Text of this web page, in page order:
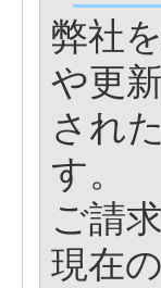
弊社
や更
され
す。
ご請
現在